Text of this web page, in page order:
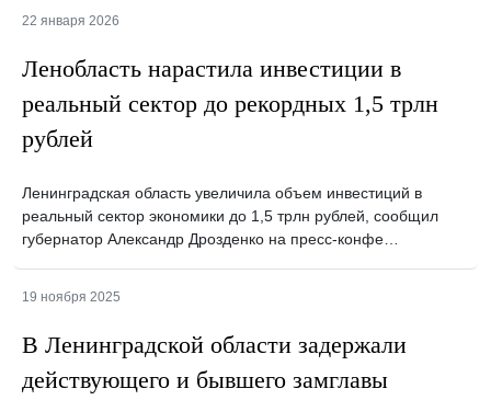
22 января 2026
Ленобласть нарастила инвестиции в
реальный сектор до рекордных 1,5 трлн
рублей
Ленинградская область увеличила объем инвестиций в
реальный сектор экономики до 1,5 трлн рублей, сообщил
губернатор Александр Дрозденко на пресс-конфе…
19 ноября 2025
В Ленинградской области задержали
действующего и бывшего замглавы